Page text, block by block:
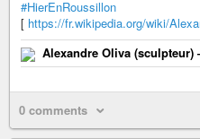
#HierEnRoussillon
[ https://fr.wikipedia.org/wiki/
Alexandre Oliva
0 comments